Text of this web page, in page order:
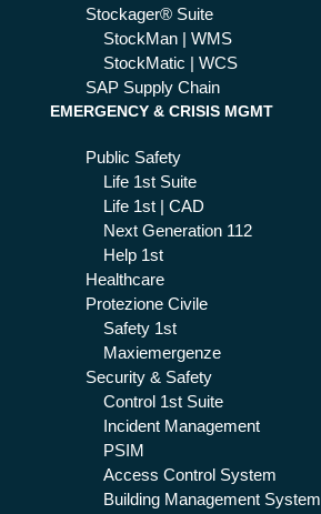
Stockager® Suite
StockMan | WMS
StockMatic | WCS
SAP Supply Chain
EMERGENCY & CRISIS MGMT
Public Safety
Life 1st Suite
Life 1st | CAD
Next Generation 112
Help 1st
Healthcare
Protezione Civile
Safety 1st
Maxiemergenze
Security & Safety
Control 1st Suite
Incident Management
PSIM
Access Control System
Building Management System